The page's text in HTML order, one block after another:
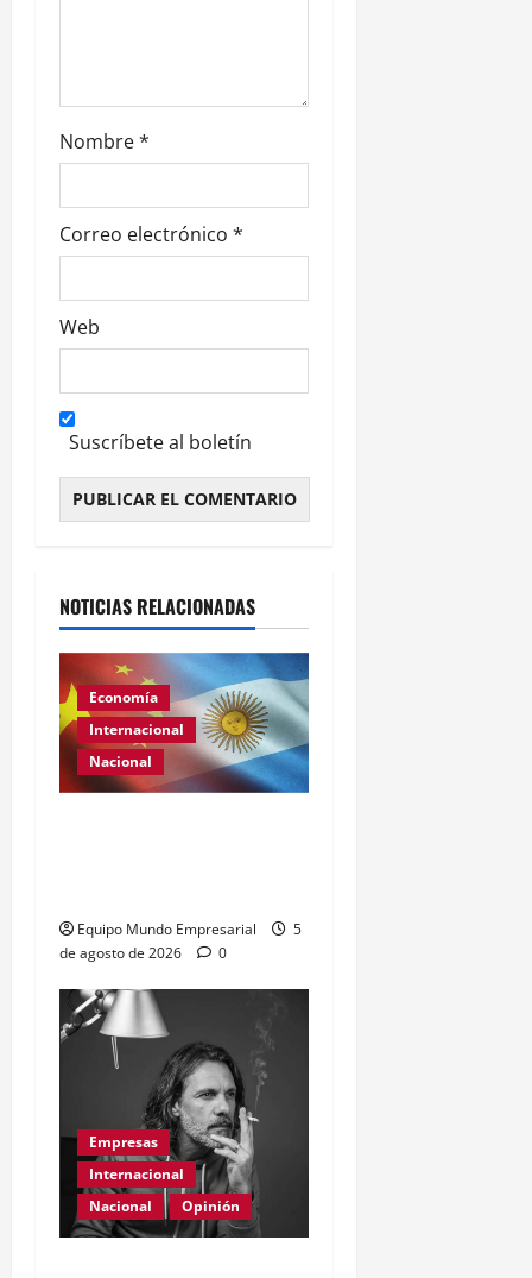
d
a
s
Nombre*
Correo electrónico *
Web
Suscríbete al boletín
NOTICIAS RELACIONADAS
Economía
Internacional
Nacional
Equipo Mundo Empresarial
5
de agosto de 2026
0
Empresas
Internacional
Nacional
Opinión